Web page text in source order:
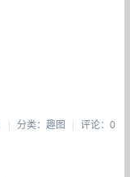
| 分类：趣图 | 评论：0